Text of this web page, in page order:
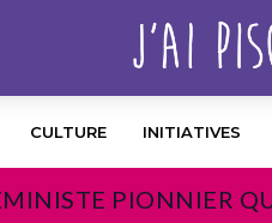
CULTURE INITIATIVES
PIONNIER